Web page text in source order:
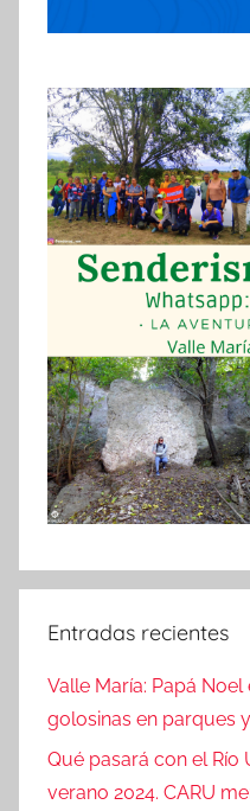
Entradas recientes
Valle María: Papá
golosinas en parques
Qué pasará con el
verano 2024. CARU